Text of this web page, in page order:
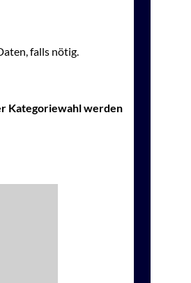
falls nötig.
Kategoriewahl werden